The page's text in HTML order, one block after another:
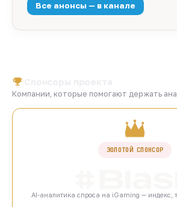
Все анонсы — в канале
Компании, которые помогают держать
ЗОЛОТОЙ СПОНСОР
AI-аналитика спроса на iGaming — индекс,